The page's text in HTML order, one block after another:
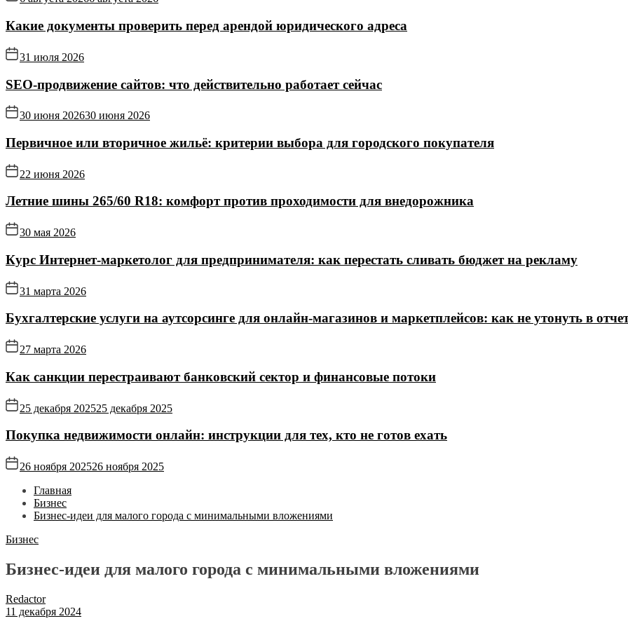
Какие документы проверить перед арендой юридического адреса
31 июля 2026
SEO-продвижение сайтов: что действительно работает сейчас
30 июня 202630 июня 2026
Первичное или вторичное жильё: критерии выбора для городского покупателя
22 июня 2026
Летние шины 265/60 R18: комфорт против проходимости для внедорожника
30 мая 2026
Курс Интернет‑маркетолог для предпринимателя: как перестать сливать бюджет на рекламу
31 марта 2026
Бухгалтерские услуги на аутсорсинге для онлайн‑магазинов и маркетплейсов: как не утонуть в
27 марта 2026
Как санкции перестраивают банковский сектор и финансовые потоки
25 декабря 202525 декабря 2025
Покупка недвижимости онлайн: инструкции для тех, кто не готов ехать
26 ноября 202526 ноября 2025
Главная
Бизнес
Бизнес-идеи для малого города с минимальными вложениями
Бизнес
Бизнес-идеи для малого города с минимальными вложениями
Redactor
11 декабря 2024